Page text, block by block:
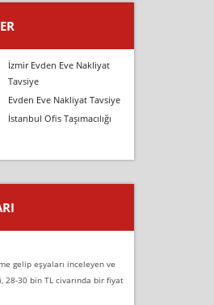
İzmir Evden Eve Nakliyat
Tavsiye
Evden Eve Nakliyat Tavsiye
İstanbul Ofis Taşımacılığı
gelip eşyaları inceleyen ve
28-30 bin TL civarında bir fiyat